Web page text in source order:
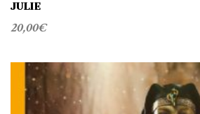
JULIE
20,00€